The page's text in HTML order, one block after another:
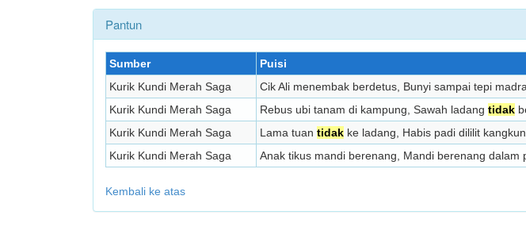
Pantun
Sumber
Puisi
Kurik Kundi Merah Saga
Cik Ali menembak berdetus, Bunyi sampai tepi
Kurik Kundi Merah Saga
Rebus ubi tanam di kampung, Sawah ladang tidak
Kurik Kundi Merah Saga
Lama tuan tidak ke ladang, Habis padi dililit
Kurik Kundi Merah Saga
Anak tikus mandi berenang, Mandi berenang
Kembali ke atas